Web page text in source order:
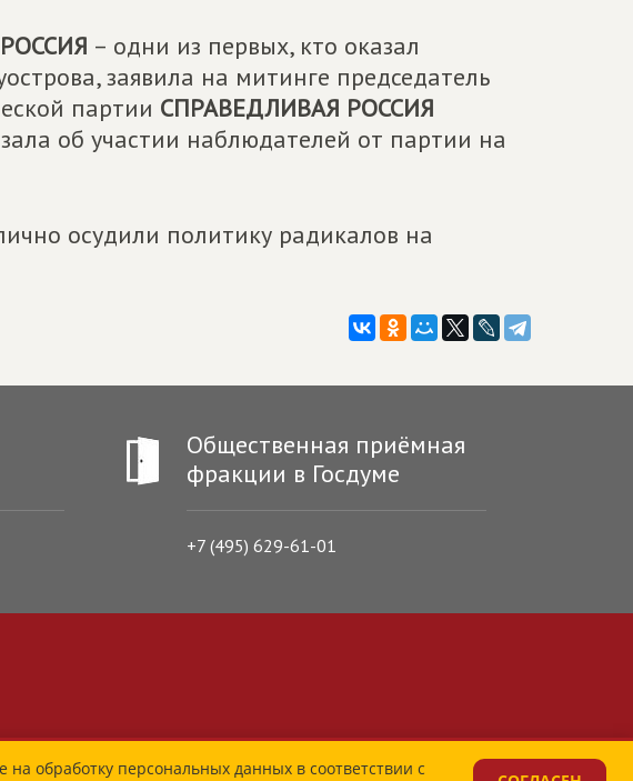
– одни из первых, кто оказал
заявила на митинге председатель
партии СПРАВЕДЛИВАЯ РОССИЯ
об участии наблюдателей от партии на
осудили политику радикалов на
Общественная приёмная
фракции в Госдуме
+7 (495) 629-61-01
обработку персональных данных в соответствии с